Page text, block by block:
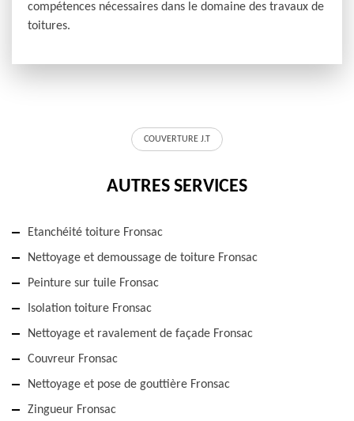
compétences nécessaires dans le domaine des travaux de
toitures.
COUVERTURE J.T
AUTRES SERVICES
Etanchéité toiture Fronsac
Nettoyage et demoussage de toiture Fronsac
Peinture sur tuile Fronsac
Isolation toiture Fronsac
Nettoyage et ravalement de façade Fronsac
Couvreur Fronsac
Nettoyage et pose de gouttière Fronsac
Zingueur Fronsac